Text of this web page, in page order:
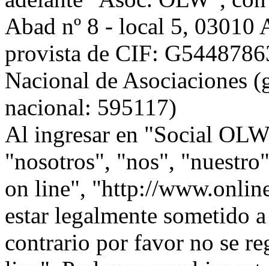
Abad nº 8 - local 5,
provista de CIF:
Nacional de Asociaciones
nacional: 595117)
Al ingresar en "Social
"nosotros", "nos",
on line", "http://
estar legalmente sometido
contrario por favor no se